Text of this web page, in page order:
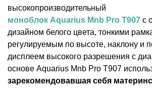
высокопроизводительный
моноблок Aquarius Mnb Pro T907 с
дизайном белого цвета, тонкими
регулируемым по высоте, наклону и
дисплеем высокого разрешения с
основе Aquarius Mnb Pro T907
зарекомендовавшая себя